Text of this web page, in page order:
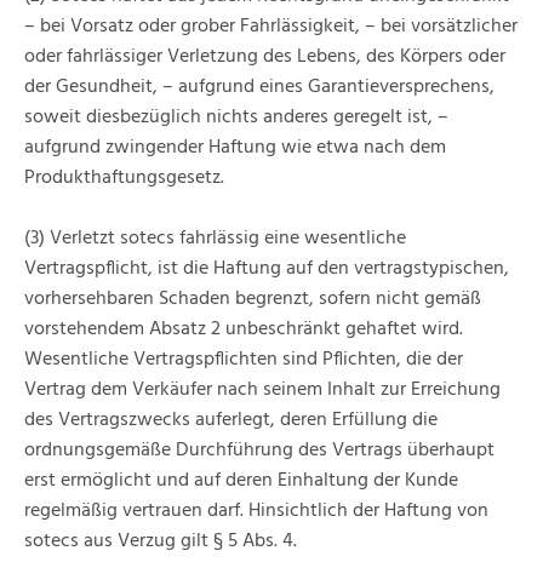
– bei Vorsatz oder grober Fahrlässigkeit, – bei vorsätzlicher
oder fahrlässiger Verletzung des Lebens, des Körpers oder
der Gesundheit, – aufgrund eines Garantieversprechens,
soweit diesbezüglich nichts anderes geregelt ist, –
aufgrund zwingender Haftung wie etwa nach dem
Produkthaftungsgesetz.
(3) Verletzt sotecs fahrlässig eine wesentliche
Vertragspflicht, ist die Haftung auf den vertragstypischen,
vorhersehbaren Schaden begrenzt, sofern nicht gemäß
vorstehendem Absatz 2 unbeschränkt gehaftet wird.
Wesentliche Vertragspflichten sind Pflichten, die der
Vertrag dem Verkäufer nach seinem Inhalt zur Erreichung
des Vertragszwecks auferlegt, deren Erfüllung die
ordnungsgemäße Durchführung des Vertrags überhaupt
erst ermöglicht und auf deren Einhaltung der Kunde
regelmäßig vertrauen darf. Hinsichtlich der Haftung von
sotecs aus Verzug gilt § 5 Abs. 4.